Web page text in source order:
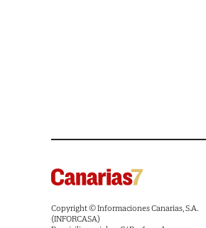
Copyright © Informaciones Canarias, S.A.
(INFORCASA)